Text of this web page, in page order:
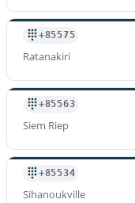
+85575
Ratanakiri
+85563
Siem Riep
+85534
Sihanoukville